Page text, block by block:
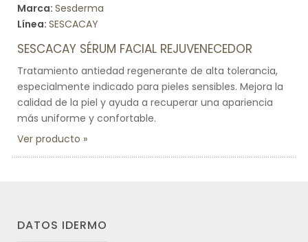
Marca: Sesderma
Línea: SESCACAY
SESCACAY SÉRUM FACIAL REJUVENECEDOR
Tratamiento antiedad regenerante de alta tolerancia,
especialmente indicado para pieles sensibles. Mejora la
calidad de la piel y ayuda a recuperar una apariencia
más uniforme y confortable.
Ver producto
DATOS IDERMO